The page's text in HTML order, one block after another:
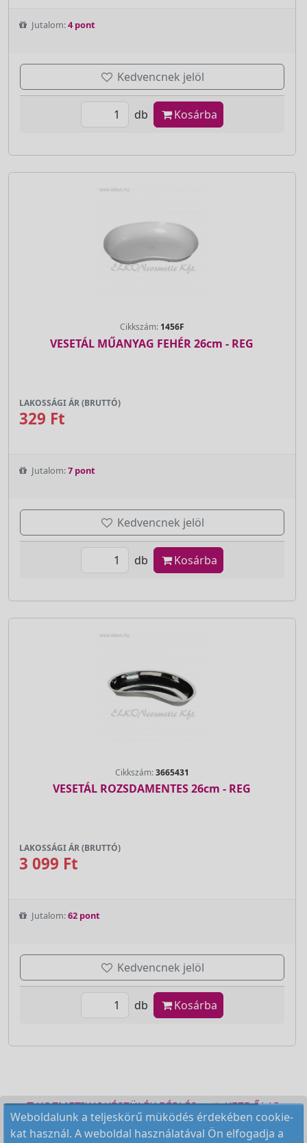
Jutalom:4 pont
Kedvencnek jelöl
db Kosárba
Cikkszám: 1456F
VESETÁL MŰANYAG FEHÉR 26cm - REG
LAKOSSÁGI ÁR (BRUTTÓ)
329 Ft
Jutalom:7 pont
Kedvencnek jelöl
db Kosárba
Cikkszám:3665431
VESETÁL ROZSDAMENTES 26cm - REG
LAKOSSÁGI ÁR (BRUTTÓ)
3 099 Ft
Jutalom:62 pont
Kedvencnek jelöl
db Kosárba
KOZMETIKAI KÉSZÜLÉK BÉRLÉS
KEZDŐLAP
ELÉRHETŐSÉG
RENDELÉSI FELTÉTELEK
Weboldalunk a teljeskörű müködés érdekében cookie-
kat használ. A weboldal használatával Ön elfogadja a